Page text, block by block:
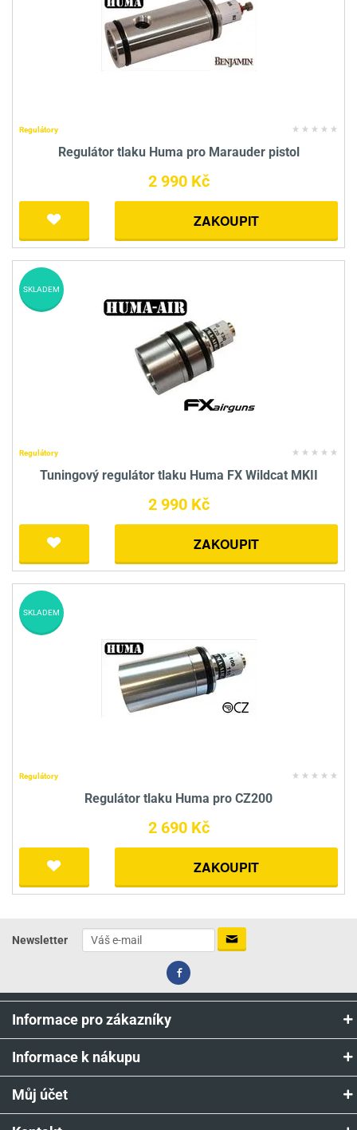
Regulátory
Regulátor tlaku Huma pro Marauder pistol
2 990 Kč
ZAKOUPIT
Regulátory
Tuningový regulátor tlaku Huma FX Wildcat MKII
2 990 Kč
ZAKOUPIT
SKLADEM
Regulátory
Regulátor tlaku Huma pro CZ200
2 690 Kč
ZAKOUPIT
SKLADEM
Newsletter
Informace pro zákazníky
Informace k nákupu
Můj účet